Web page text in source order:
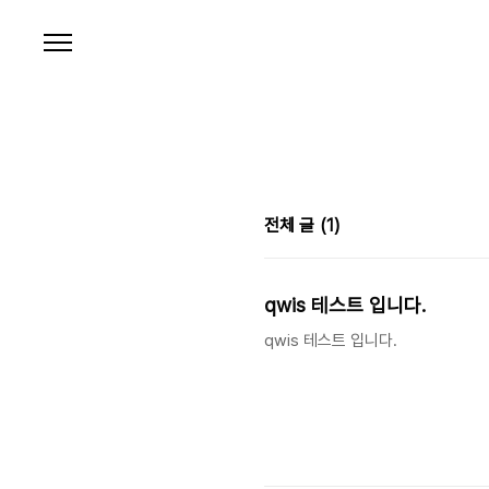
전체 글 (1)
qwis 테스트 입니다.
qwis 테스트 입니다.